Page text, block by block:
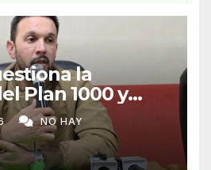
la
Plan 1000 y
del
NO HAY